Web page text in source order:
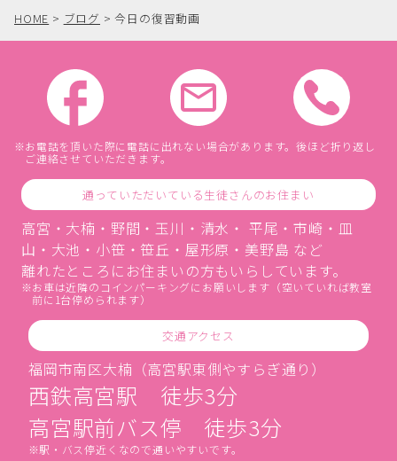
HOME > ブログ >今日の復習動画
お電話を頂いた際に電話に出れない場合があります。後ほど折り返し
ご連絡させていただきます。
通っていただいている生徒さんのお住まい
高宮・大楠・野間・玉川・清水・ 平尾・市崎・皿
山・大池・小笹・笹丘・屋形原・美野島 など
離れたところにお住まいの方もいらしています。
お車は近隣のコインパーキングにお願いします（空いていれば教室
前に1台停められます）
交通アクセス
福岡市南区大楠（高宮駅東側やすらぎ通り）
西鉄高宮駅 徒歩3分
高宮駅前バス停 徒歩3分
駅・バス停近くなので通いやすいです。